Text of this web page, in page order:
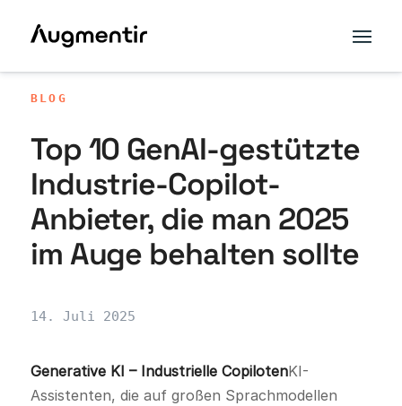
BLOG
Top 10 GenAI-gestützte
Industrie-Copilot-
Anbieter, die man 2025
im Auge behalten sollte
14. Juli 2025
Generative KI – Industrielle CopilotenKI-
Assistenten, die auf großen Sprachmodellen